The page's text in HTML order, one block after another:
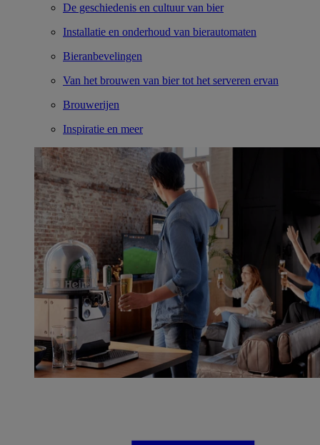
De geschiedenis en cultuur van bier
Installatie en onderhoud van bierautomaten
Bieranbevelingen
Van het brouwen van bier tot het serveren ervan
Brouwerijen
Inspiratie en meer